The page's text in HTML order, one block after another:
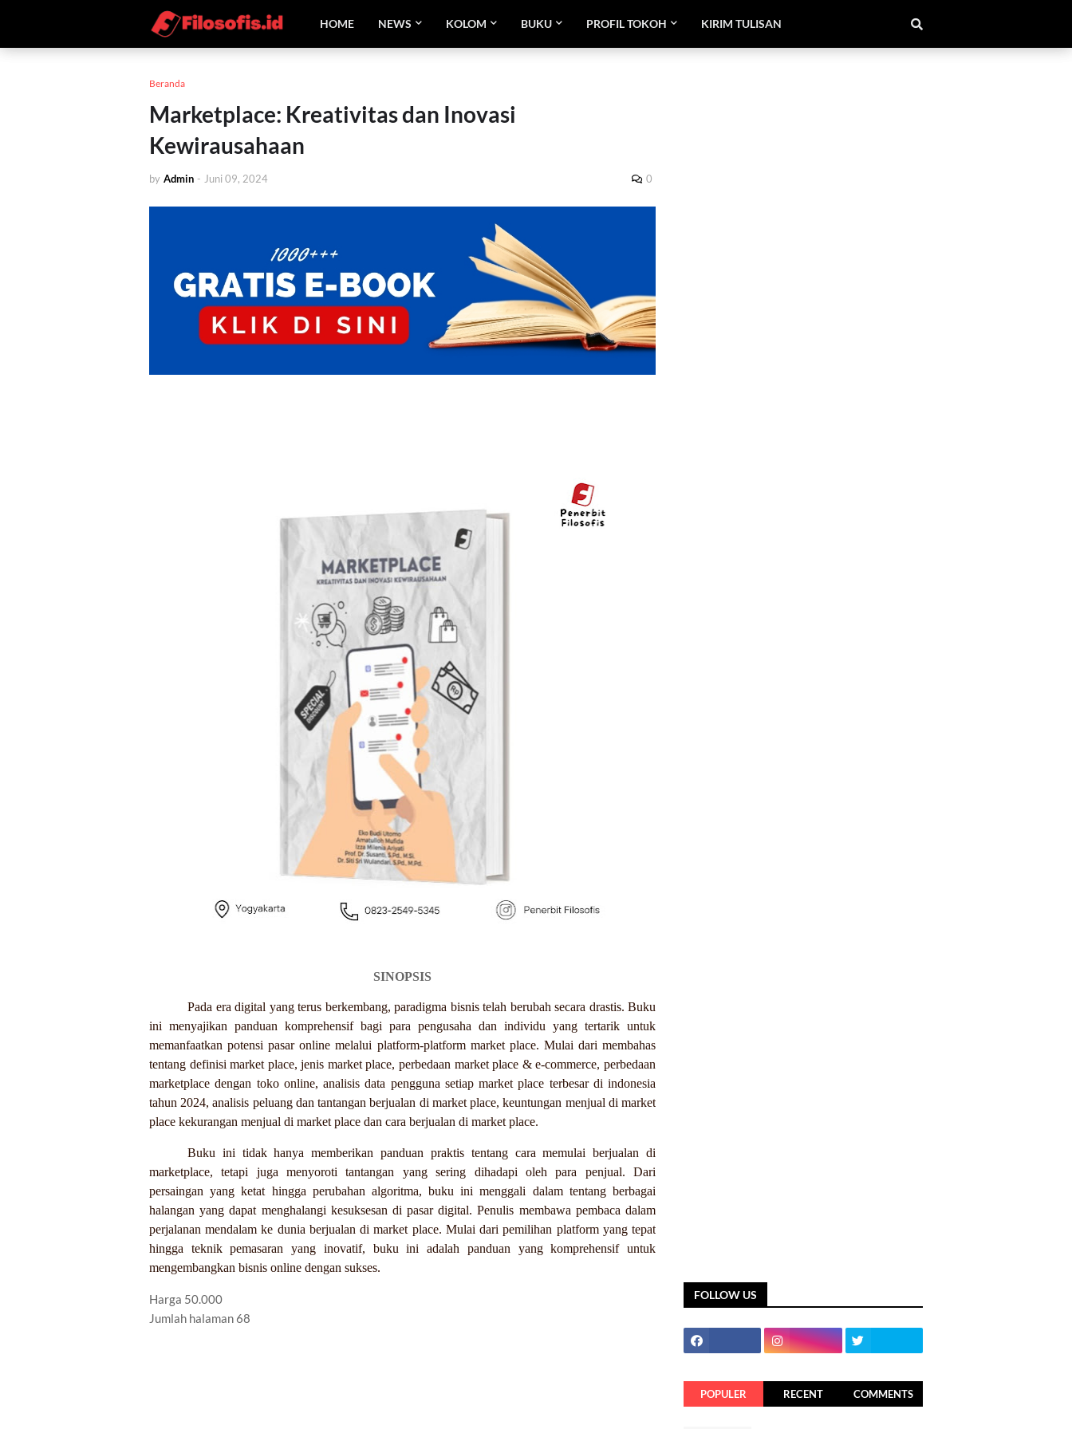
HOME NEWS KOLOM BUKU PROFIL TOKOH KIRIM TULISAN
Beranda
Marketplace: Kreativitas dan Inovasi
Kewirausahaan
by Admin - Juni 09, 2024 0
SINOPSIS
Pada era digital yang terus berkembang, paradigma bisnis telah berubah secara drastis. Buku
ini menyajikan panduan komprehensif bagi para pengusaha dan individu yang tertarik untuk
memanfaatkan potensi pasar online melalui platform-platform market place. Mulai dari membahas
tentang definisi market place, jenis market place, perbedaan market place & e-commerce, perbedaan
marketplace dengan toko online, analisis data pengguna setiap market place terbesar di indonesia
tahun 2024, analisis peluang dan tantangan berjualan di market place, keuntungan menjual di market
place kekurangan menjual di market place dan cara berjualan di market place.
Buku ini tidak hanya memberikan panduan praktis tentang cara memulai berjualan di
marketplace, tetapi juga menyoroti tantangan yang sering dihadapi oleh para penjual. Dari
persaingan yang ketat hingga perubahan algoritma, buku ini menggali dalam tentang berbagai
halangan yang dapat menghalangi kesuksesan di pasar digital. Penulis membawa pembaca dalam
perjalanan mendalam ke dunia berjualan di market place. Mulai dari pemilihan platform yang tepat
hingga teknik pemasaran yang inovatif, buku ini adalah panduan yang komprehensif untuk
mengembangkan bisnis online dengan sukses.
Harga 50.000
Jumlah halaman 68
FOLLOW US
POPULER RECENT COMMENTS